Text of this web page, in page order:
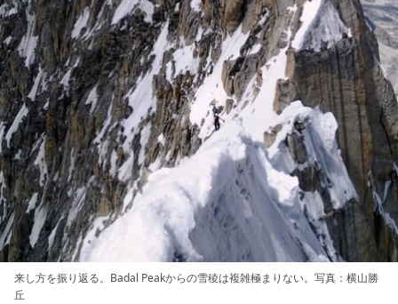
来し方を振り返る。Badal Peakからの雪稜は複雑極まりない。写真：横山勝
丘